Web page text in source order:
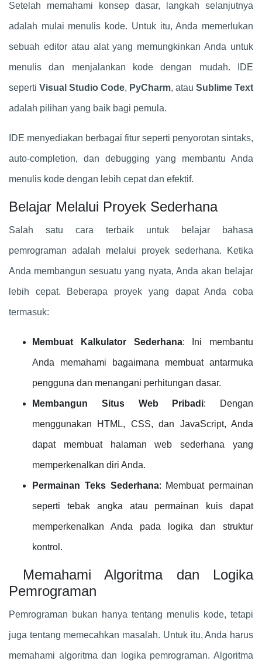
Setelah memahami konsep dasar, langkah selanjutnya
adalah mulai menulis kode. Untuk itu, Anda memerlukan
sebuah editor atau alat yang memungkinkan Anda untuk
menulis dan menjalankan kode dengan mudah. IDE
seperti Visual Studio Code, PyCharm, atau Sublime Text
adalah pilihan yang baik bagi pemula.
IDE menyediakan berbagai fitur seperti penyorotan sintaks,
auto-completion, dan debugging yang membantu Anda
menulis kode dengan lebih cepat dan efektif.
Belajar Melalui Proyek Sederhana
Salah satu cara terbaik untuk belajar bahasa
pemrograman adalah melalui proyek sederhana. Ketika
Anda membangun sesuatu yang nyata, Anda akan belajar
lebih cepat. Beberapa proyek yang dapat Anda coba
termasuk:
Membuat Kalkulator Sederhana: Ini membantu
Anda memahami bagaimana membuat antarmuka
pengguna dan menangani perhitungan dasar.
Membangun Situs Web Pribadi: Dengan
menggunakan HTML, CSS, dan JavaScript, Anda
dapat membuat halaman web sederhana yang
memperkenalkan diri Anda.
Permainan Teks Sederhana: Membuat permainan
seperti tebak angka atau permainan kuis dapat
memperkenalkan Anda pada logika dan struktur
kontrol.
Memahami Algoritma dan Logika
Pemrograman
Pemrograman bukan hanya tentang menulis kode, tetapi
juga tentang memecahkan masalah. Untuk itu, Anda harus
memahami algoritma dan logika pemrograman. Algoritma